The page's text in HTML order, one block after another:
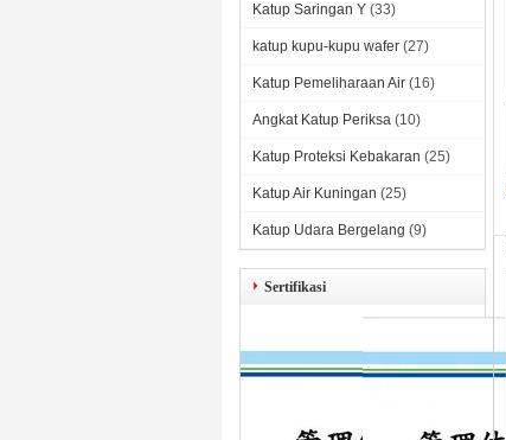
Katup Saringan Y (33)
katup kupu-kupu wafer (27)
Katup Pemeliharaan Air (16)
Angkat Katup Periksa (10)
Katup Proteksi Kebakaran (25)
Katup Air Kuningan (25)
Katup Udara Bergelang (9)
Sertifikasi